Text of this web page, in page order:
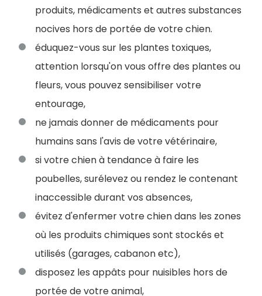
produits, médicaments et autres substances
nocives hors de portée de votre chien.
éduquez-vous sur les plantes toxiques,
attention lorsqu'on vous offre des plantes ou
fleurs, vous pouvez sensibiliser votre
entourage,
ne jamais donner de médicaments pour
humains sans l'avis de votre vétérinaire,
si votre chien à tendance à faire les
poubelles, surélevez ou rendez le contenant
inaccessible durant vos absences,
évitez d'enfermer votre chien dans les zones
où les produits chimiques sont stockés et
utilisés (garages, cabanon etc),
disposez les appâts pour nuisibles hors de
portée de votre animal,